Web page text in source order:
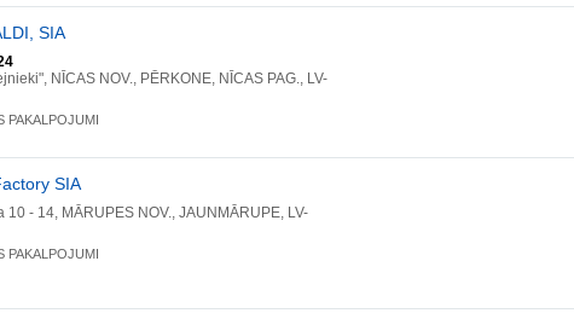
SIA
NĪCAS NOV., PĒRKONE, NĪCAS PAG., LV-
PAKALPOJUMI
SIA
10 - 14, MĀRUPES NOV., JAUNMĀRUPE, LV-
PAKALPOJUMI